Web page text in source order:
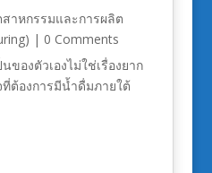
สาหกรรมและการผลิต
| 0 Comments
องตัวเองไม่ใช่เรื่องยาก
ต้องการมีน้ำดื่มภายใต้